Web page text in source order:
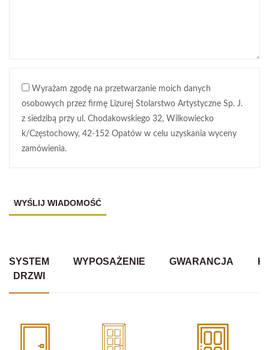
Wyrażam zgodę na przetwarzanie moich danych
osobowych przez firmę Lizurej Stolarstwo Artystyczne Sp. J.
z siedzibą przy ul. Chodakowskiego 32, Wilkowiecko
k/Częstochowy, 42-152 Opatów w celu uzyskania wyceny
zamówienia.
SYSTEM
DRZWI
WYPOSAŻENIE GWARANCJA